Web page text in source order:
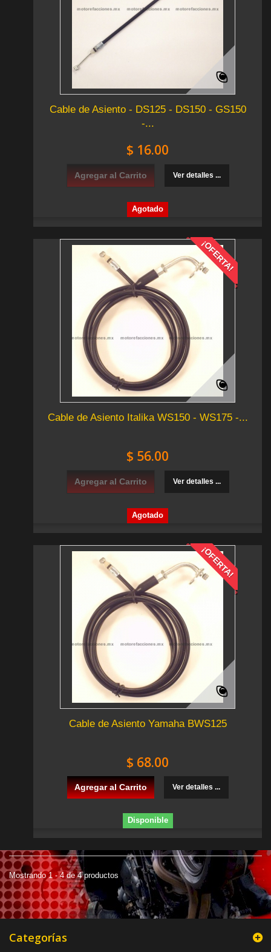
Cable de Asiento - DS125 - DS150 - GS150
-...
$ 16.00
Agregar al Carrito Ver detalles ...
Agotado
¡OFERTA!
Cable de Asiento Italika WS150 - WS175 -...
$ 56.00
Agregar al Carrito Ver detalles ...
Agotado
¡OFERTA!
Cable de Asiento Yamaha BWS125
$ 68.00
Agregar al Carrito Ver detalles ...
Disponible
Mostrando 1 - 4 de 4 productos
Categorías